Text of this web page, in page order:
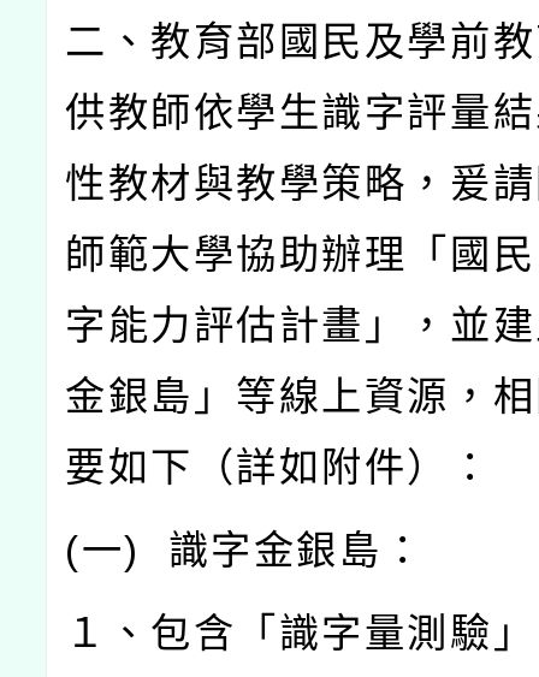
二、教育部國民及學前
供教師依學生識字評量
性教材與教學策略，爰
師範大學協助辦理「國
字能力評估計畫」，並
金銀島」等線上資源，
要如下（詳如附件）：
(一) 識字金銀島：
１、包含「識字量測驗